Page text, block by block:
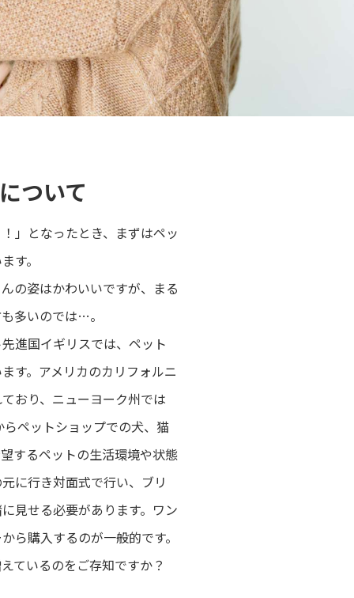
ついて
」となったとき、まずはペッ
す。
の姿はかわいいですが、まる
多いのでは…。
進国イギリスでは、ペット
す。アメリカのカリフォルニ
おり、ニューヨーク州では
ペットショップでの犬、猫
するペットの生活環境や状態
に行き対面式で行い、ブリ
見せる必要があります。ワン
ら購入するのが一般的です。
ているのをご存知ですか？